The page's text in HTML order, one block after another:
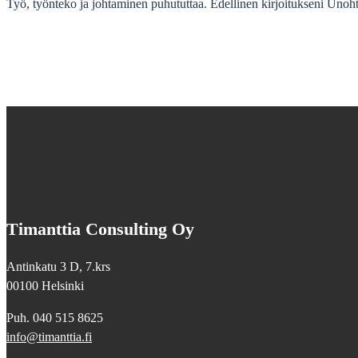
​Työ, työnteko ja johtaminen puhututtaa. Edellinen kirjoitukseni
Timanttia Consulting Oy
Antinkatu 3 D, 7.krs
00100 Helsinki
Puh. 040 515 8625
info@timanttia.fi